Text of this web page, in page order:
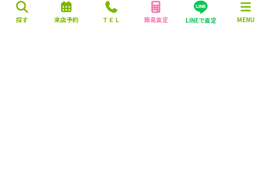
探す 来店予約 ＴＥＬ 簡易査定 LINEで査定 MENU